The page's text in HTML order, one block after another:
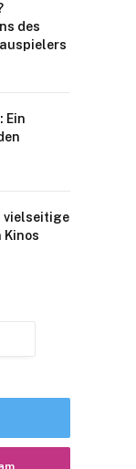
des
Ein
vielseitige
Kinos